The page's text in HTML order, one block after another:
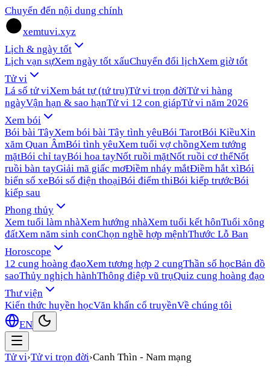
Chuyển đến nội dung chính
xemtuvi.xyz
Lịch & ngày tốt
Lịch vạn sựXem ngày tốt xấuChuyển đổi lịchXem giờ tốt
Tử vi
Lá số tử viXem bát tự (tứ trụ)Tử vi trọn đờiTử vi hàng
ngàyVận hạn & sao hạnTử vi 12 con giápTử vi năm 2026
Xem bói
Bói bài TâyXem bói bài Tây tình yêuBói TarotBói KiềuXin
xăm Quan ÂmBói tình yêuXem tuổi vợ chồngXem tướng
mặtBói chỉ tayBói hoa tayNốt ruồi mặtNốt ruồi cơ thểNốt
ruồi bàn tayGiải mã giấc mơĐiềm nháy mắtĐiềm hắt xìBói
biển số xeBói số điện thoạiBói điểm thiBói kiếp trướcBói
kiếp sau
Phong thủy
Xem tuổi làm nhàXem hướng nhàXem tuổi kết hônTuổi xông
đấtXem năm sinh conChọn nghề hợp mệnhThước Lỗ Ban
Horoscope
12 cung hoàng đạoXem tương hợp 2 cungThần số họcBản đồ
saoThủy nghịch hànhThông điệp vũ trụQuiz cung hoàng đạo
Thư viện
Kiến thức huyền họcVăn khấn cổ truyềnVề chúng tôi
EN
Tử vi›Tử vi trọn đời›Canh Thìn - Nam mạng